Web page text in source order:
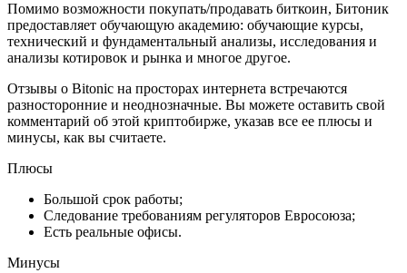
Помимо возможности покупать/продавать биткоин, Битоник
предоставляет обучающую академию: обучающие курсы,
технический и фундаментальный анализы, исследования и
анализы котировок и рынка и многое другое.
Отзывы о Bitonic на просторах интернета встречаются
разносторонние и неоднозначные. Вы можете оставить свой
комментарий об этой криптобирже, указав все ее плюсы и
минусы, как вы считаете.
Плюсы
Большой срок работы;
Следование требованиям регуляторов Евросоюза;
Есть реальные офисы.
Минусы